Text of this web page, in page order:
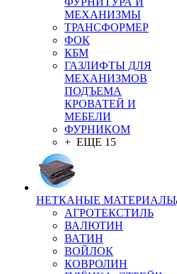
МЕХАНИЗМЫ
ТРАНСФОРМЕР
ФОК
КБМ
ГАЗЛИФТЫ ДЛЯ
МЕХАНИЗМОВ
ПОДЪЕМА
КРОВАТЕЙ И
МЕБЕЛИ
ФУРНИКОМ
+ ЕЩЕ 15
НЕТКАНЫЕ МАТЕРИАЛЫ
АГРОТЕКСТИЛЬ
ВАЛЮТИН
ВАТИН
ВОЙЛОК
КОВРОЛИН